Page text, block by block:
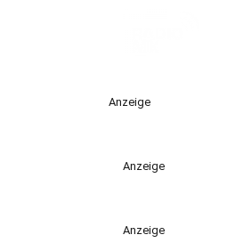
Anzeige
Anzeige
Anzeige